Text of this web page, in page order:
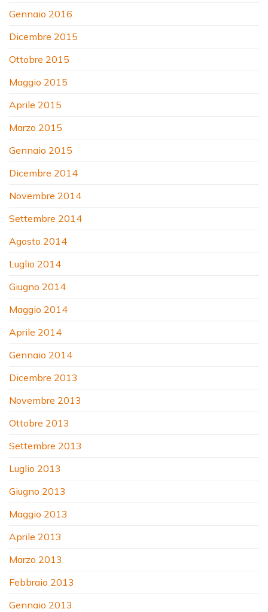
Gennaio 2016
Dicembre 2015
Ottobre 2015
Maggio 2015
Aprile 2015
Marzo 2015
Gennaio 2015
Dicembre 2014
Novembre 2014
Settembre 2014
Agosto 2014
Luglio 2014
Giugno 2014
Maggio 2014
Aprile 2014
Gennaio 2014
Dicembre 2013
Novembre 2013
Ottobre 2013
Settembre 2013
Luglio 2013
Giugno 2013
Maggio 2013
Aprile 2013
Marzo 2013
Febbraio 2013
Gennaio 2013